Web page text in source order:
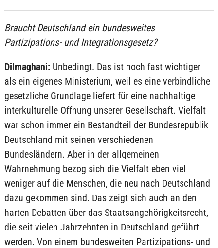
Braucht Deutschland ein bundesweites
Partizipations- und Integrationsgesetz?
Dilmaghani:Unbedingt. Das ist noch fast wichtiger
als ein eigenes Ministerium, weil es eine verbindliche
gesetzliche Grundlage liefert für eine nachhaltige
interkulturelle Öffnung unserer Gesellschaft. Vielfalt
war schon immer ein Bestandteil der Bundesrepublik
Deutschland mit seinen verschiedenen
Bundesländern. Aber in der allgemeinen
Wahrnehmung bezog sich die Vielfalt eben viel
weniger auf die Menschen, die neu nach Deutschland
dazu gekommen sind. Das zeigt sich auch an den
harten Debatten über das Staatsangehörigkeitsrecht,
die seit vielen Jahrzehnten in Deutschland geführt
werden. Von einem bundesweiten Partizipations- und